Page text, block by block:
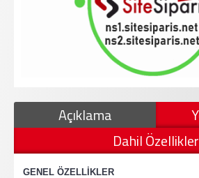
Açıklama
Dahil Özellikler
GENEL ÖZELLİKLER